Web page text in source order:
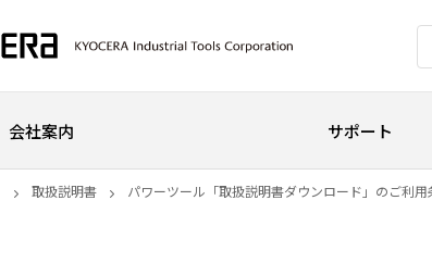
会社案内 サポート
取扱説明書 パワーツール「取扱説明書ダウンロード」のご利用